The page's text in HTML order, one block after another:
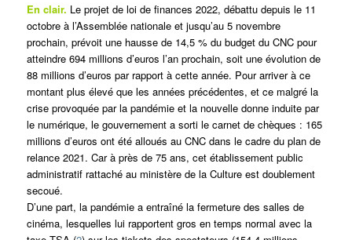
En clair. Le projet de loi de finances 2022, débattu depuis le 11
octobre à l’Assemblée nationale et jusqu’au 5 novembre
prochain, prévoit une hausse de 14,5 % du budget du CNC pour
atteindre 694 millions d’euros l’an prochain, soit une évolution de
88 millions d’euros par rapport à cette année. Pour arriver à ce
montant plus élevé que les années précédentes, et ce malgré la
crise provoquée par la pandémie et la nouvelle donne induite par
le numérique, le gouvernement a sorti le carnet de chèques : 165
millions d’euros ont été alloués au CNC dans le cadre du plan de
relance 2021. Car à près de 75 ans, cet établissement public
administratif rattaché au ministère de la Culture est doublement
secoué.
D’une part, la pandémie a entraîné la fermeture des salles de
cinéma, lesquelles lui rapportent gros en temps normal avec la